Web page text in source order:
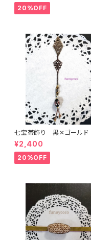
20%OFF
七宝帯飾り 黒✕ゴールド
¥2,400
20%OFF